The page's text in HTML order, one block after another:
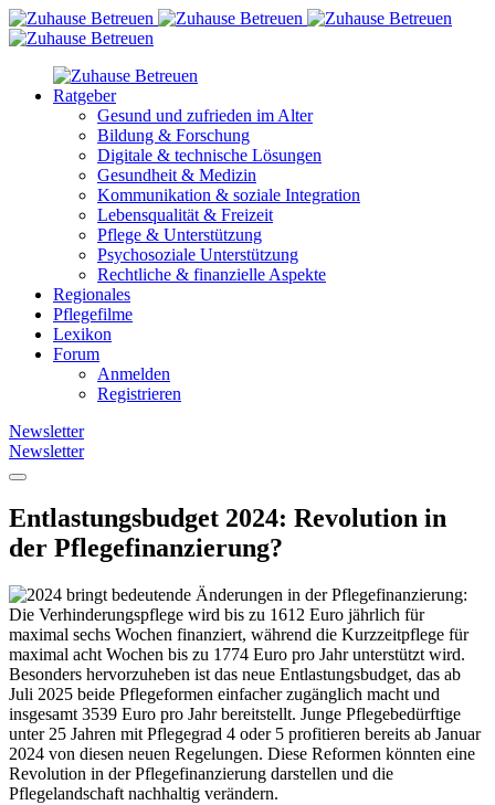
Ratgeber
Gesund und zufrieden im Alter
Bildung & Forschung
Digitale & technische Lösungen
Gesundheit & Medizin
Kommunikation & soziale Integration
Lebensqualität & Freizeit
Pflege & Unterstützung
Psychosoziale Unterstützung
Rechtliche & finanzielle Aspekte
Regionales
Pflegefilme
Lexikon
Forum
Anmelden
Registrieren
Newsletter
Newsletter
Entlastungsbudget 2024: Revolution in
der Pflegefinanzierung?